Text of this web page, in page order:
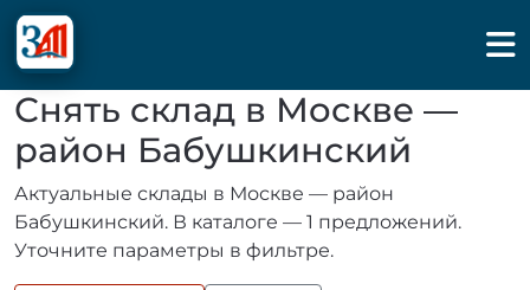
Снять склад в Москве —
район Бабушкинский
Актуальные склады в Москве — район
Бабушкинский. В каталоге — 1 предложений.
Уточните параметры в фильтре.